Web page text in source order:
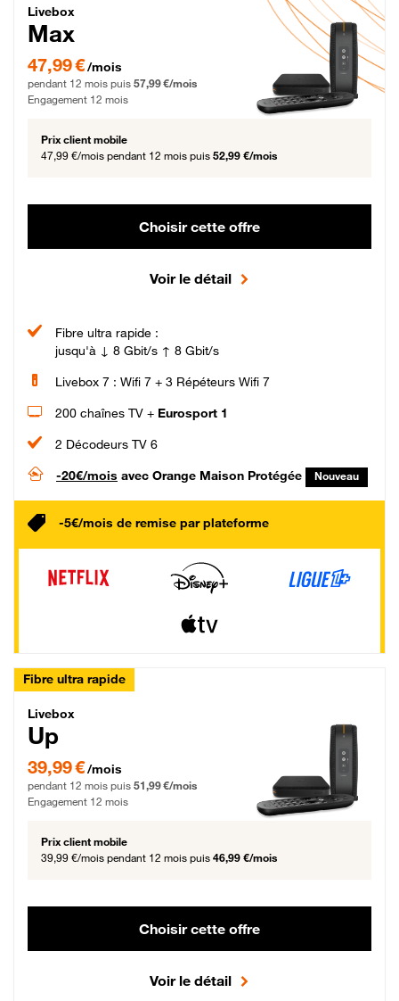
Livebox Max Fibre
Livebox
Max
47,99 € par mois pendant 12 mois puis 57,99 € par mois, Engagement 12 mois
47,99 €/mois
pendant 12 mois puis 57,99 €/mois
Engagement 12 mois
Prix client mobile
47,99 €/mois pendant 12 mois puis 52,99 €/mois
Choisir cette offre
Voir le détail
Fibre ultra rapide :
jusqu'à ↓ 8 Gbit/s ↑ 8 Gbit/s
Livebox 7 : Wifi 7 + 3 Répéteurs Wifi 7
200 chaînes TV + Eurosport 1
2 Décodeurs TV 6
-20€/mois avec Orange Maison Protégée Nouveau
-5€/mois de remise par plateforme
Fibre ultra rapide
Livebox Up Fibre
Livebox
Up
39,99 € par mois pendant 12 mois puis 51,99 € par mois, Engagement 12 mois
39,99 €/mois
pendant 12 mois puis 51,99 €/mois
Engagement 12 mois
Prix client mobile
39,99 €/mois pendant 12 mois puis 46,99 €/mois
Choisir cette offre
Voir le détail